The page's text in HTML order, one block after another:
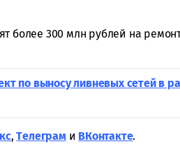
более 300 млн рублей на
по выносу ливневых сетей в
,Tелеграми ВКонтакте.